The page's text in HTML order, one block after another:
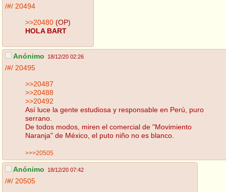
/#/ 20494
>>20480 (OP)
HOLA BART
Anónimo 18/12/20 02:26
/#/ 20495
>>20487
>>20488
>>20492
Así luce la gente estudiosa y responsable en Perú, puro
serrano.
De todos modos, miren el comercial de "Movimiento
Naranja" de México, el puto niño no es blanco.
>>>20505
Anónimo 18/12/20 07:42
/#/ 20505